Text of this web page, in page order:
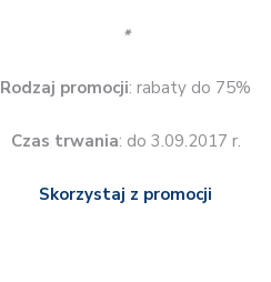
*
Rodzaj promocji: rabaty do 75%
Czas trwania: do 3.09.2017 r.
Skorzystaj z promocji